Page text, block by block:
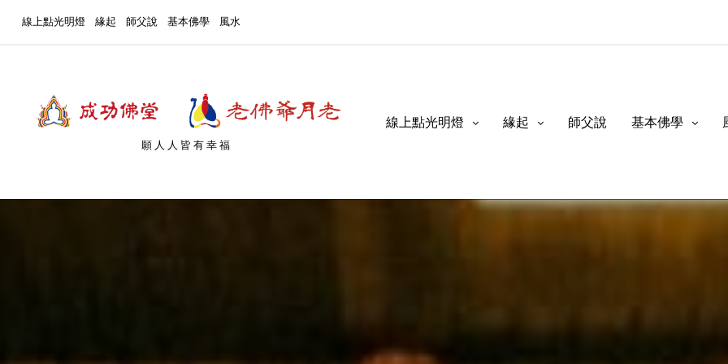
線上點光明燈 緣起 師父說 基本佛學 風水
願人人皆有幸福
線上點光明燈 緣起 師父說 基本佛學